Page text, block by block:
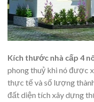
Kích thước nhà cấp 4
phong thuỷ khi nó được
thực tế và số lượng
đất diện tích xây dựng